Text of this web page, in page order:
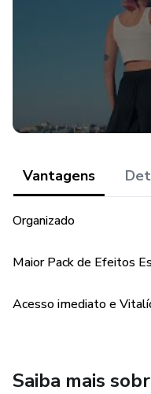
Vantagens
Organizado
Maior Pack de Efeitos
Acesso imediato e
Saiba mais